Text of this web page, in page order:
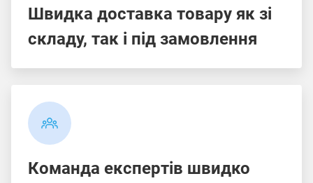
Швидка доставка товару як зі
складу, так і під замовлення
Команда експертів швидко